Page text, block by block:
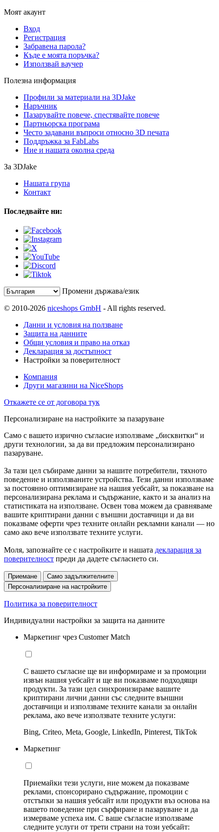
Моят акаунт
Вход
Регистрация
Забравена парола?
Къде е моята поръчка?
Използвай ваучер
Полезна информация
Профили за материали на 3DJake
Наръчник
Пазарувайте повече, спестявайте повече
Партньорска програма
Често задавани въпроси относно 3D печата
Поддръжка за FabLabs
Ние и нашата околна среда
За 3DJake
Нашата група
Контакт
Последвайте ни:
Промени държава/език
© 2010-2026 niceshops GmbH - All rights reserved.
Данни и условия на ползване
Защита на данните
Общи условия и право на отказ
Декларация за достъпност
Настройки за поверителност
Компания
Други магазини на NiceShops
Откажете се от договора тук
Персонализиране на настройките за пазаруване
Само с вашето изрично съгласие използваме „бисквитки“ и
други технологии, за да ви предложим персонализирано
пазаруване.
За тази цел събираме данни за нашите потребители, тяхното
поведение и използваните устройства. Тези данни използваме
за постоянно оптимизиране на нашия уебсайт, за показване на
персонализирана реклама и съдържание, както и за анализ на
статистиката на използване. Освен това можем да сравняваме
вашите криптирани данни с външни доставчици и да ви
показваме оферти чрез техните онлайн рекламни канали — но
само ако вече използвате техните услуги.
Моля, запознайте се с настройките и нашата декларация за
поверителност преди да дадете съгласието си.
Приемане
Само задължителните
Персонализиране на настройките
Политика за поверителност
Индивидуални настройки за защита на данните
Маркетинг чрез Customer Match
С вашето съгласие ще ви информираме и за промоции
извън нашия уебсайт и ще ви показваме подходящи
продукти. За тази цел синхронизираме вашите
криптирани лични данни със следните външни
доставчици и използваме техните канали за онлайн
реклама, ако вече използвате техните услуги:
Bing, Criteo, Meta, Google, LinkedIn, Pinterest, TikTok
Маркетинг
Приемайки тези услуги, ние можем да показваме
реклами, спонсорирано съдържание, промоции с
отстъпки за нашия уебсайт или продукти въз основа на
вашето поведение при сърфиране и пазаруване и да
измерваме успеха им. С ваше съгласие използваме
следните услуги от трети страни на този уебсайт: